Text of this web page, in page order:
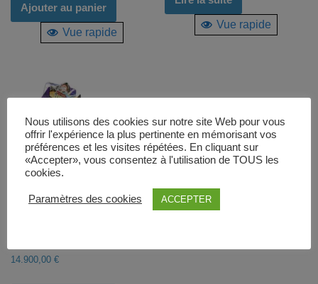
Ajouter au panier
Vue rapide
Vue rapide
14.900,00 €
Nous utilisons des cookies sur notre site Web pour vous
offrir l'expérience la plus pertinente en mémorisant vos
préférences et les visites répétées. En cliquant sur
«Accepter», vous consentez à l'utilisation de TOUS les
cookies.
Paramètres des cookies ACCEPTER